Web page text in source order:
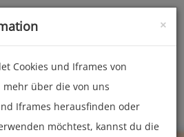
Toggle
×
Cookies und Iframes von
über die von uns
Iframes herausfinden oder
möchtest, kannst du die